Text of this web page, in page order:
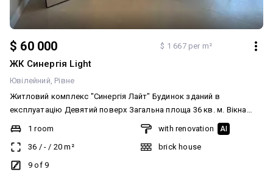
$ 60 000 $ 1 667 per m²
ЖК Синергія Light
Ювілейний Рівне
Житловий комплекс "Синергія Лайт" Будинок зданий в
експлуатацію Девятий поверх Загальна площа 36 кв. м. Вікна
виходять на південь у двір Планування: ВЕЛИКА кухня-вітальня
20 КВ. М., спальна кімната, санвузол, лоджія Мережі: Світло,
водопостачання, водовідведення (всі лічильники) Стан та
комплектація: Заїхав і живеш; Укомплектована меблями;
1 room
36 / - / 20 m²
9 of 9
with renovation AI
brick house